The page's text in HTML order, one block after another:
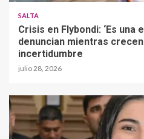
SALTA
Crisis en Flybondi: ‘Es una
denuncian mientras
incertidumbre
julio 28, 2026